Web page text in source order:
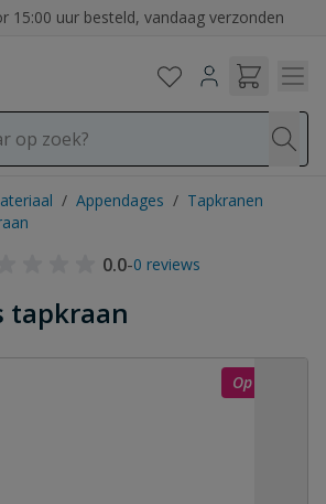
15:00 uur besteld, vandaag verzonden
/ Appendages / Tapkranen
0.0-0 reviews
tapkraan
Op = op